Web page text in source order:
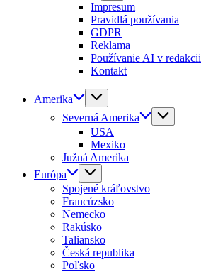
Impresum
Pravidlá používania
GDPR
Reklama
Používanie AI v redakcii
Kontakt
Amerika
Severná Amerika
USA
Mexiko
Južná Amerika
Európa
Spojené kráľovstvo
Francúzsko
Nemecko
Rakúsko
Taliansko
Česká republika
Poľsko